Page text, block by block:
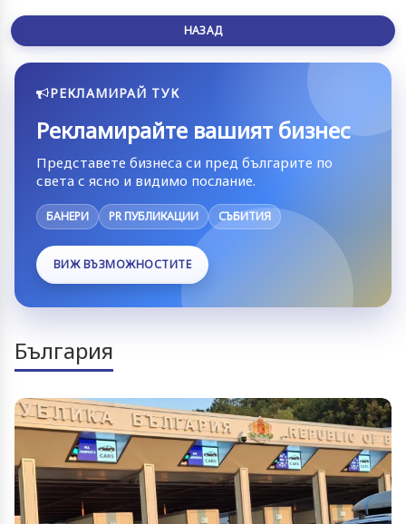
НАЗАД
РЕКЛАМИРАЙ ТУК
Рекламирайте вашият бизнес
Представете бизнеса си пред българите по
света с ясно и видимо послание.
БАНЕРИ PR ПУБЛИКАЦИИ СЪБИТИЯ
ВИЖ ВЪЗМОЖНОСТИТЕ
България